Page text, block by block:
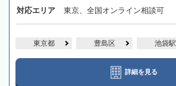
対応エリア 東京、全国オンライン相談可
東京都 豊島区 池袋駅
詳細を見る